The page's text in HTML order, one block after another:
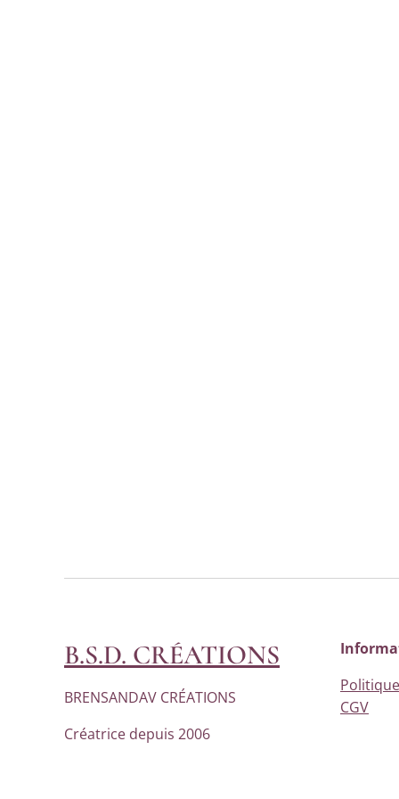
B.S.D. CRÉATIONS
BRENSANDAV CRÉATIONS
Créatrice depuis 2006
CGV